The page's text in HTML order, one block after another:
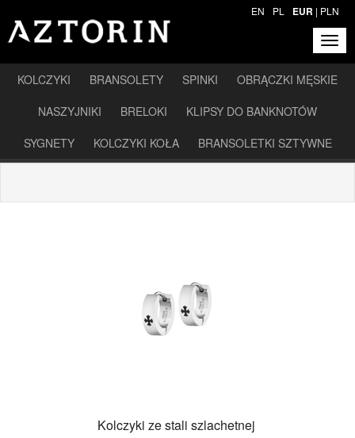
EN PL EUR | PLN
KOLCZYKI BRANSOLETY SPINKI
OBRĄCZKI MĘSKIE
NASZYJNIKI
BRELOKI
KLIPSY DO BANKNOTÓW
SYGNETY
KOLCZYKI KOŁA BRANSOLETKI SZTYWNE
Kolczyki ze stali szlachetnej